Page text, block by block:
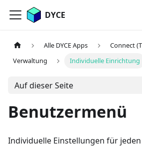
DYCE
Alle DYCE Apps
Connect
Verwaltung
Individuelle Einrichtung
Auf dieser Seite
Benutzermenü
Individuelle Einstellungen für